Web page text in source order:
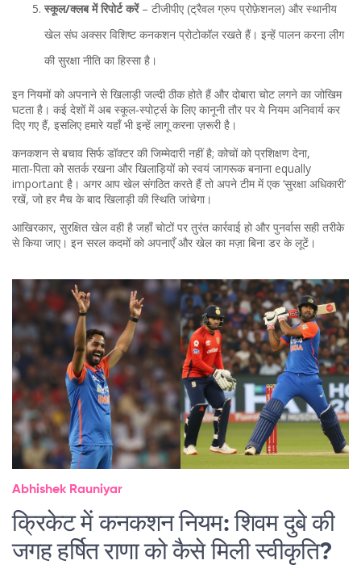
स्कूल/क्लब में रिपोर्ट करें– टीजीपीए (ट्रैवल ग्रुप प्रोफ़ेशनल) और स्थानीय
खेल संघ अक्सर विशिष्ट कनकशन प्रोटोकॉल रखते हैं। इन्हें पालन करना लीग
की सुरक्षा नीति का हिस्सा है।
इन नियमों को अपनाने से खिलाड़ी जल्दी ठीक होते हैं और दोबारा चोट लगने का जोखिम
घटता है। कई देशों में अब स्कूल‑स्पोर्ट्स के लिए कानूनी तौर पर ये नियम अनिवार्य कर
दिए गए हैं, इसलिए हमारे यहाँ भी इन्हें लागू करना ज़रूरी है।
कनकशन से बचाव सिर्फ डॉक्टर की जिम्मेदारी नहीं है; कोचों को प्रशिक्षण देना,
माता‑पिता को सतर्क रखना और खिलाड़ियों को स्वयं जागरूक बनाना equally
important है। अगर आप खेल संगठित करते हैं तो अपने टीम में एक ‘सुरक्षा अधिकारी’
रखें, जो हर मैच के बाद खिलाड़ी की स्थिति जांचेगा।
आखिरकार, सुरक्षित खेल वही है जहाँ चोटों पर तुरंत कार्रवाई हो और पुनर्वास सही तरीके
से किया जाए। इन सरल कदमों को अपनाएँ और खेल का मज़ा बिना डर के लूटें।
Abhishek Rauniyar
क्रिकेट में कनकशन नियम: शिवम दुबे की
जगह हर्षित राणा को कैसे मिली स्वीकृति?